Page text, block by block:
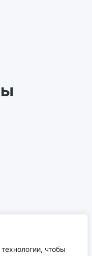
чтобы